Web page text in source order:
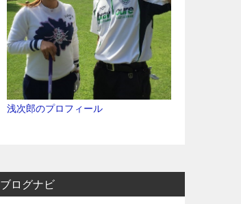
浅次郎のプロフィール
ブログナビ